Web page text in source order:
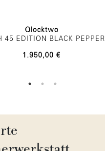
Qlocktwo
45 EDITION BLACK PEPPER
1.950,00 €